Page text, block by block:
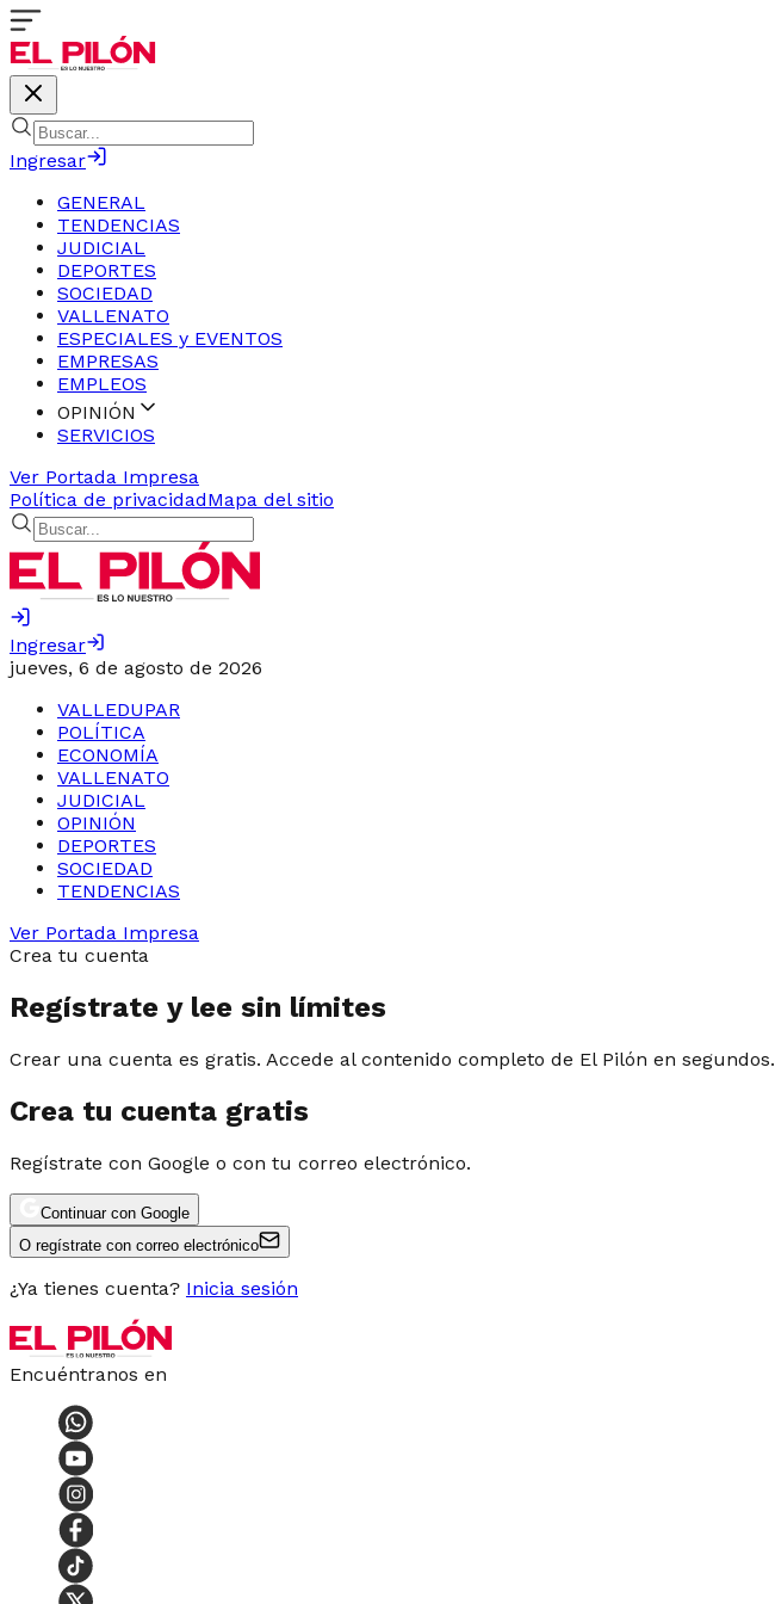
Ingresar
GENERAL
TENDENCIAS
JUDICIAL
DEPORTES
SOCIEDAD
VALLENATO
ESPECIALES y EVENTOS
EMPRESAS
EMPLEOS
OPINIÓN
SERVICIOS
Ver Portada Impresa
Política de privacidadMapa del sitio
Ingresar
jueves, 6 de agosto de 2026
VALLEDUPAR
POLÍTICA
ECONOMÍA
VALLENATO
JUDICIAL
OPINIÓN
DEPORTES
SOCIEDAD
TENDENCIAS
Ver Portada Impresa
Crea tu cuenta
Regístrate y lee sin límites
Crear una cuenta es gratis. Accede al contenido completo de El Pilón en segundos.
Crea tu cuenta gratis
Regístrate con Google o con tu correo electrónico.
Continuar con Google
O regístrate con correo electrónico
¿Ya tienes cuenta? Inicia sesión
Encuéntranos en